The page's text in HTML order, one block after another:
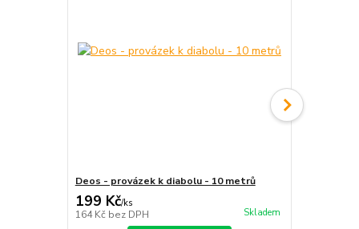
Deos - provázek k diabolu - 10 metrů
199 Kč/ks
164 Kč bez DPH Skladem